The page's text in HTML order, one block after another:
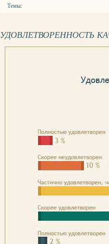
Темы:
УДОВЛЕТВОРЕННОСТЬ